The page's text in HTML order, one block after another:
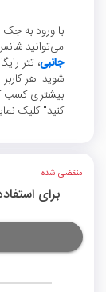
با ورود به جک
می‌توانید
جانبی
بیشتری کسب
کنید" کلیک
منقضی شده
برای